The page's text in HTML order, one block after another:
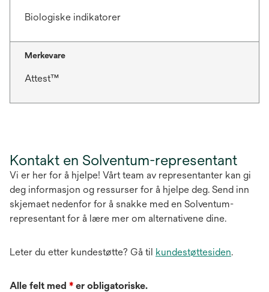
Biologiske indikatorer
Merkevare
Attest™
Kontakt en Solventum-representant
Vi er her for å hjelpe! Vårt team av representanter kan gi
deg informasjon og ressurser for å hjelpe deg. Send inn
skjemaet nedenfor for å snakke med en Solventum-
representant for å lære mer om alternativene dine.
Leter du etter kundestøtte? Gå til kundestøttesiden.
Alle felt med * er obligatoriske.